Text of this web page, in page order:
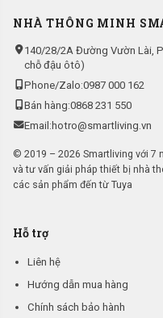
NHÀ THÔNG MINH
140/28/2A Đường Vườn Lài,
chỗ đậu ôtô)
Phone/Zalo:0987 000 162
Bán hàng:0868 231 550
Email: hotro@smartliving.vn
© 2019 – 2026 Smartliving với 7
và tư vấn giải pháp thiết bị nhà
các sản phẩm đến từ Tuya
Hỗ trợ
Liên hệ
Hướng dẫn mua hàng
Chính sách bảo hành